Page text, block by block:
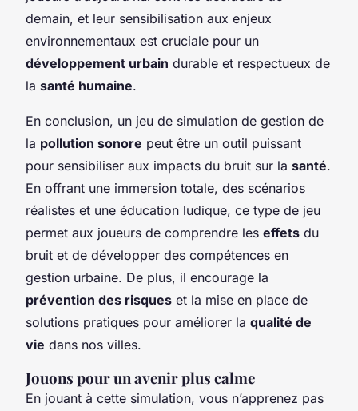
demain, et leur sensibilisation aux enjeux
environnementaux est cruciale pour un
développement urbain durable et respectueux de
la santé humaine.
En conclusion, un jeu de simulation de gestion de
la pollution sonore peut être un outil puissant
pour sensibiliser aux impacts du bruit sur la santé.
En offrant une immersion totale, des scénarios
réalistes et une éducation ludique, ce type de jeu
permet aux joueurs de comprendre les effets du
bruit et de développer des compétences en
gestion urbaine. De plus, il encourage la
prévention des risques et la mise en place de
solutions pratiques pour améliorer la qualité de
vie dans nos villes.
Jouons pour un avenir plus calme
En jouant à cette simulation, vous n’apprenez pas